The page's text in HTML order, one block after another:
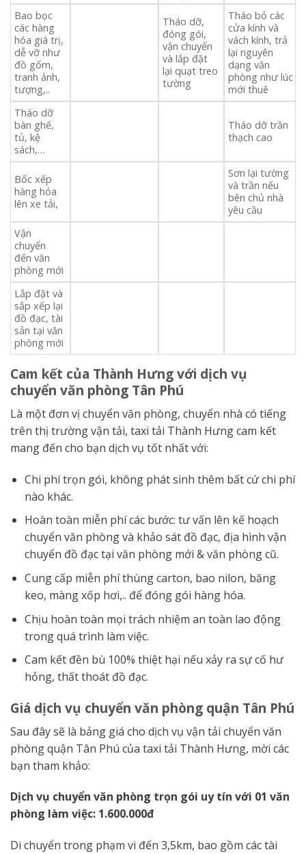
Bao bọc
các hàng
hóa giá trị,
dễ vỡ như
đồ gốm,
tranh ảnh,
tượng,..
Tháo dỡ,
đóng gói,
vận chuyển
và lắp đặt
lại quạt treo
tường
Tháo bỏ các
cửa kính và
vách kính, trả
lại nguyên
dạng văn
phòng như lúc
mới thuê
Tháo dỡ
bàn ghế,
tủ, kệ
sách,…
Tháo dỡ trần
thạch cao
Bốc xếp
hàng hóa
lên xe tải,
Sơn lại tường
và trần nếu
bên chủ nhà
yêu cầu
Vận
chuyển
đến văn
phòng mới
Lắp đặt và
sắp xếp lại
đồ đạc, tài
sản tại văn
phòng mới
Cam kết của Thành Hưng với dịch vụ
chuyển văn phòng Tân Phú
Là một đơn vị chuyển văn phòng, chuyển nhà có tiếng
trên thị trường vận tải, taxi tải Thành Hưng cam kết
mang đến cho bạn dịch vụ tốt nhất với:
Chi phí trọn gói, không phát sinh thêm bất cứ chi phí
nào khác.
Hoàn toàn miễn phí các bước: tư vấn lên kế hoạch
chuyển văn phòng và khảo sát đồ đạc, địa hình vận
chuyển đồ đạc tại văn phòng mới & văn phòng cũ.
Cung cấp miễn phí thùng carton, bao nilon, băng
keo, màng xốp hơi,.. để đóng gói hàng hóa.
Chịu hoàn toàn mọi trách nhiệm an toàn lao động
trong quá trình làm việc.
Cam kết đền bù 100% thiệt hại nếu xảy ra sự cố hư
hỏng, thất thoát đồ đạc.
Giá dịch vụ chuyển văn phòng quận Tân Phú
Sau đây sẽ là bảng giá cho dịch vụ vận tải chuyển văn
phòng quận Tân Phú của taxi tải Thành Hưng, mời các
bạn tham khảo:
Dịch vụ chuyển văn phòng trọn gói uy tín với 01 văn
phòng làm việc: 1.600.000đ
Di chuyển trong phạm vi đến 3,5km, bao gồm các tài